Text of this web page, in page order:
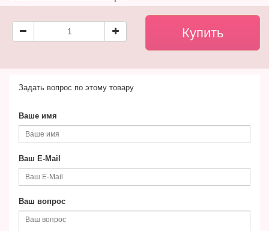
Задать вопрос по этому товару
Ваше имя
Ваш E-Mail
Ваш вопрос